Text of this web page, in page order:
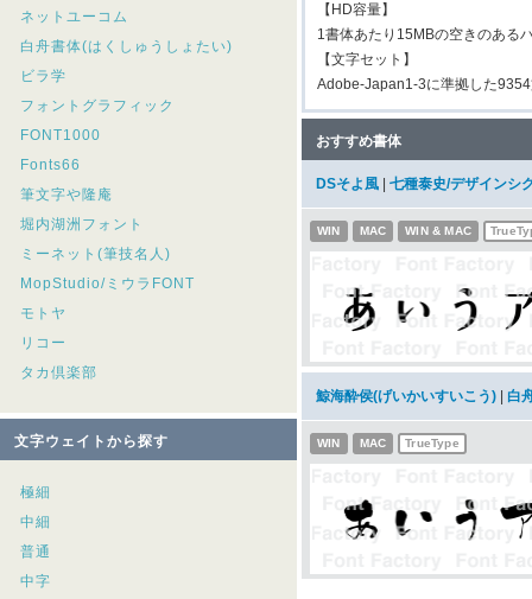
ネットユーコム
白舟書体(はくしゅうしょたい)
ビラ学
フォントグラフィック
FONT1000
Fonts66
筆文字や隆庵
堀内湖洲フォント
ミーネット(筆技名人)
MopStudio/ミウラFONT
モトヤ
リコー
タカ倶楽部
文字ウェイトから探す
極細
中細
普通
中字
【HD容量】
1書体あたり15MBの空きのある
【文字セット】
Adobe-Japan1-3に準拠した
おすすめ書体
DSそよ風 七種泰史/デザインシ
WIN MAC WIN & MAC
鯨海酔侯(げいかいすいこう) 白
WIN MAC TrueType